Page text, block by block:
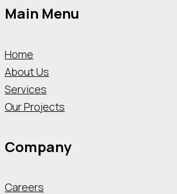
Main Menu
Home
About Us
Services
Our Projects
Company
Careers